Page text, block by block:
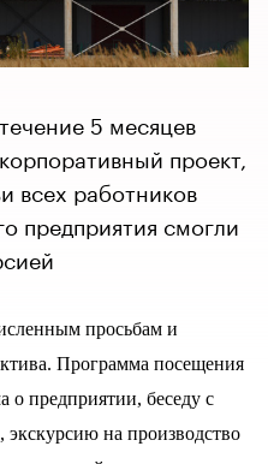
5 месяцев
проект,
всех работников
предприятия смогли
просьбам и
Программа посещения
о предприятии, беседу с
экскурсию на производство